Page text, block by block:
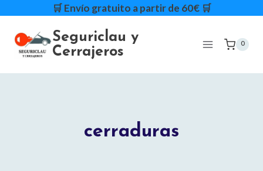
contenido
🛒 Envío gratuito a partir de 60€ 🛒
Seguriclau y
Cerrajeros
0
cerraduras